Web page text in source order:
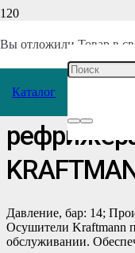
Вы отложили Товар в
Каталог
Главная/Каталог/
Давление, бар: 14;
Осушители Kraftmann
обслуживании.